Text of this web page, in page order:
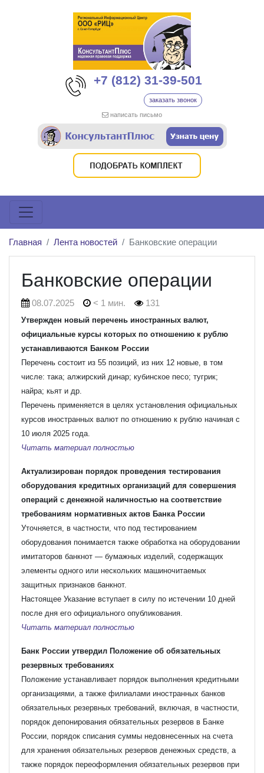
+7 (812) 31-39-501
заказать звонок
написать письмо
Главная Лента новостей Банковские операции
Банковские операции
08.07.2025 < 1 мин. 131
Утвержден новый перечень иностранных валют,
официальные курсы которых по отношению к рублю
устанавливаются Банком России
Перечень состоит из 55 позиций, из них 12 новые, в том
числе: така; алжирский динар; кубинское песо; тугрик;
найра; кьят и др.
Перечень применяется в целях установления официальных
курсов иностранных валют по отношению к рублю начиная с
10 июля 2025 года.
Читать материал полностью
Актуализирован порядок проведения тестирования
оборудования кредитных организаций для совершения
операций с денежной наличностью на соответствие
требованиям нормативных актов Банка России
Уточняется, в частности, что под тестированием
оборудования понимается также обработка на оборудовании
имитаторов банкнот — бумажных изделий, содержащих
элементы одного или нескольких машиночитаемых
защитных признаков банкнот.
Настоящее Указание вступает в силу по истечении 10 дней
после дня его официального опубликования.
Читать материал полностью
Банк России утвердил Положение об обязательных
резервных требованиях
Положение устанавливает порядок выполнения кредитными
организациями, а также филиалами иностранных банков
обязательных резервных требований, включая, в частности,
порядок депонирования обязательных резервов в Банке
России, порядок списания суммы недовнесенных на счета
для хранения обязательных резервов денежных средств, а
также порядок переоформления обязательных резервов при